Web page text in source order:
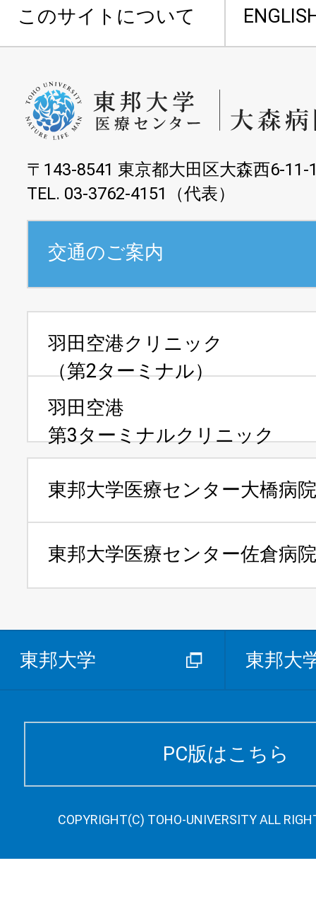
このサイトについて
〒143-8541 東京都大田区大森西6-11-
TEL. 03-3762-4151（代表）
交通のご案内
羽田空港クリニック
（第2ターミナル）
羽田空港
第3ターミナルクリニック
東邦大学医療センター大橋病
東邦大学医療センター佐倉病
東邦大学 東邦大
PC版はこちら
COPYRIGHT(C) TOHO-UNIVERSITY ALL